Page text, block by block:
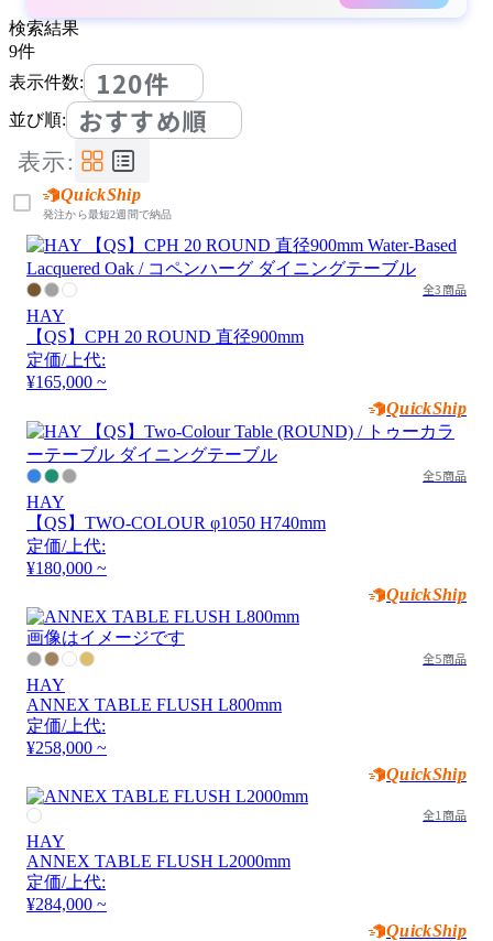
検索結果
9件
表示件数:
120件
並び順: おすすめ順
表示:
QuickShip
発注から最短2週間で納品
全3商品
HAY
【QS】CPH 20 ROUND 直径900mm
定価/上代:
¥165,000 ~
QuickShip
全5商品
HAY
【QS】TWO-COLOUR φ1050 H740mm
定価/上代:
¥180,000 ~
QuickShip
画像はイメージです
全5商品
HAY
ANNEX TABLE FLUSH L800mm
定価/上代:
¥258,000 ~
QuickShip
全1商品
HAY
ANNEX TABLE FLUSH L2000mm
定価/上代:
¥284,000 ~
QuickShip